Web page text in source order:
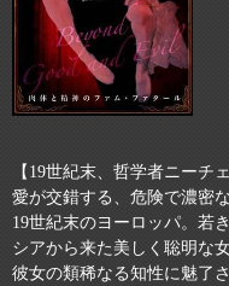
【19世紀末、哲学者ニーチ
愛が交錯する、危険で濃密
19世紀末のヨーロッパ。若
シアから来た美しく聡明な
彼女の類稀なる知性に魅了